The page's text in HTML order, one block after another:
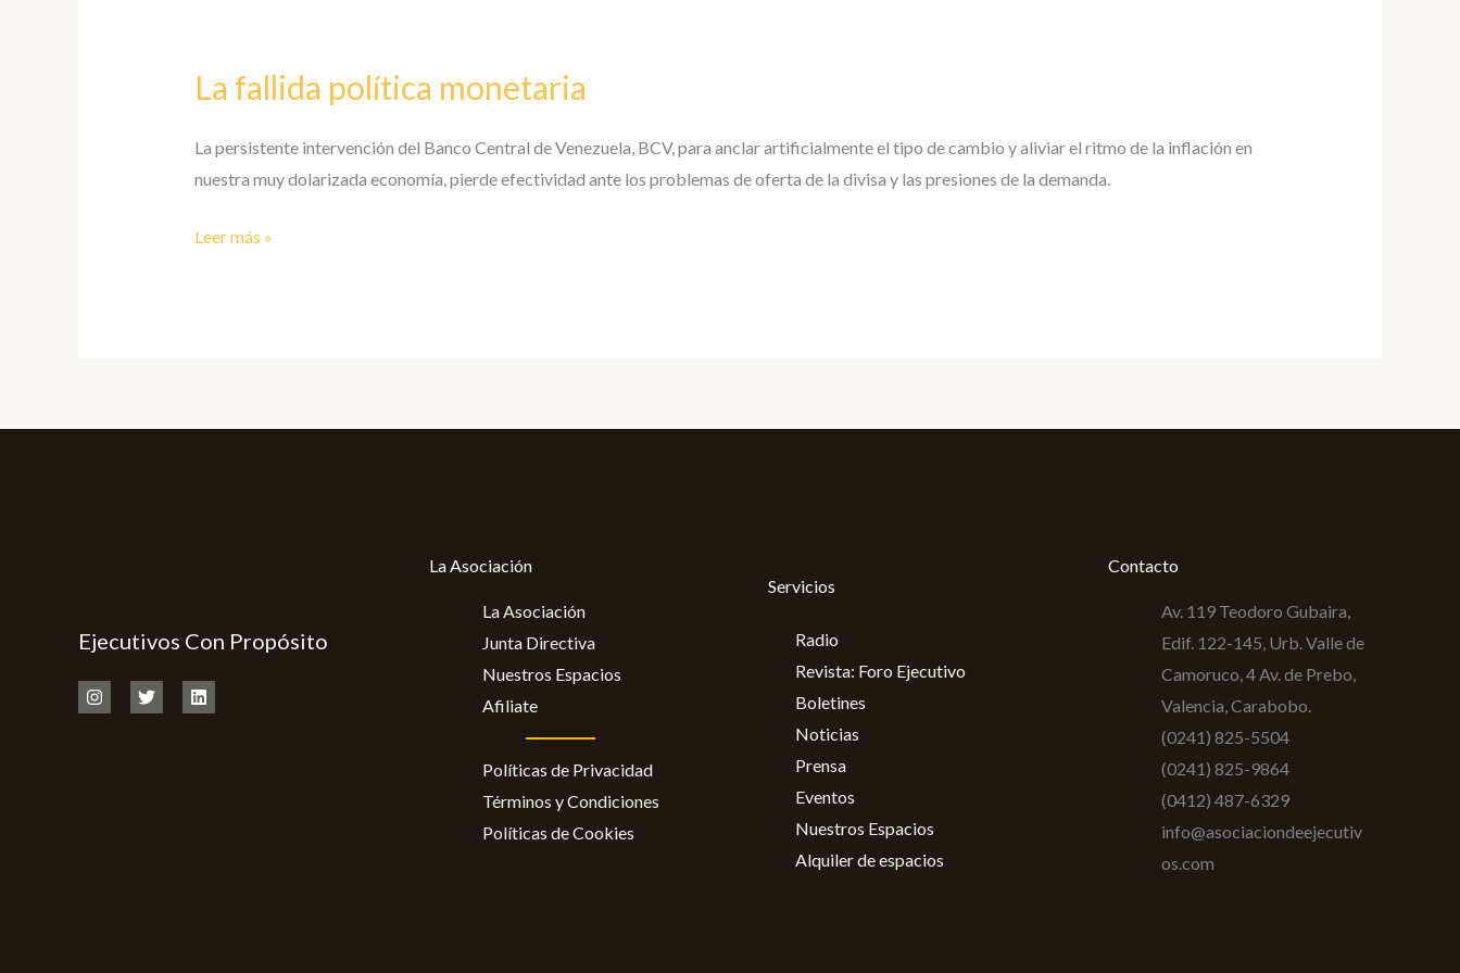
La fallida política monetaria
La persistente intervención del Banco Central de Venezuela, BCV, para anclar artificialmente el tipo de cambio y aliviar el ritmo de la inflación en
nuestra muy dolarizada economía, pierde efectividad ante los problemas de oferta de la divisa y las presiones de la demanda.
política
Leer más »
Ejecutivos Con Propósito
La Asociación
La Asociación
Junta Directiva
Nuestros Espacios
Afiliate
Políticas de Privacidad
Términos y Condiciones
Políticas de Cookies
Servicios
Radio
Revista: Foro Ejecutivo
Boletines
Noticias
Prensa
Eventos
Nuestros Espacios
Alquiler de espacios
Contacto
Av. 119 Teodoro Gubaira,
Edif. 122-145, Urb. Valle de
Camoruco, 4 Av. de Prebo,
Valencia, Carabobo.
(0241) 825-5504
(0241) 825-9864
(0412) 487-6329
info@asociaciondeejecutiv
os.com